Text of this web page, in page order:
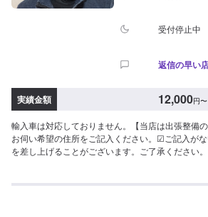
受付停止中
返信の早い
実績金額 12,000円〜
輸入車は対応しておりません。【当店は出張整備
お伺い希望の住所をご記入ください。☑︎ご記入が
を差し上げることがございます。ご了承ください。